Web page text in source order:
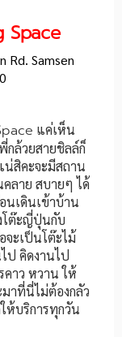
Space
Rd. Samsen
แค่เห็น
กล้วยสายชิลล์ก็
สิคะจะมีสถาน
ลาย สบายๆ ได้
นเดินเข้าบ้าน
โต๊ะญี่ปุ่นกับ
ะเป็นโต๊ะไม้
ป คิดงานไป
คาว หวาน ให้
าที่นี่ไม่ต้องกลัว
ห้บริการทุกวัน